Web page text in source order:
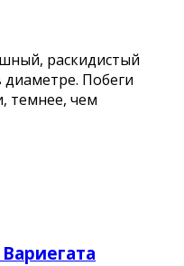
раскидистый
диаметре. Побеги
темнее, чем